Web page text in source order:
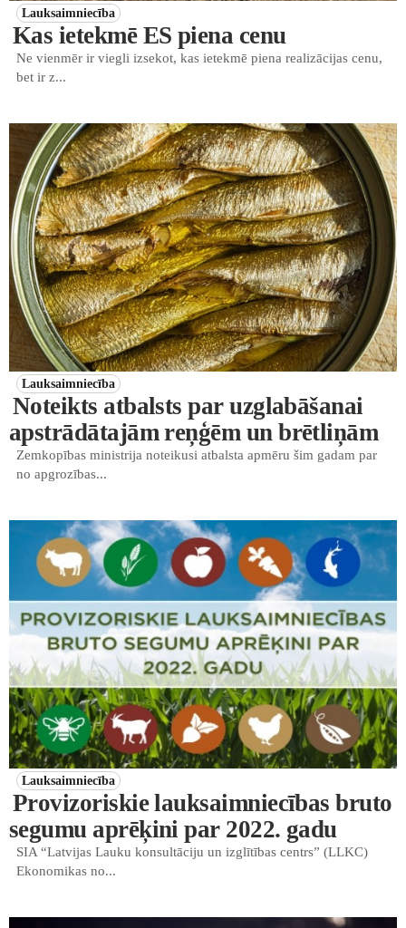
Lauksaimniecība
Kas ietekmē ES piena cenu
Ne vienmēr ir viegli izsekot, kas ietekmē piena realizācijas cenu,
bet ir z...
Lauksaimniecība
Noteikts atbalsts par uzglabāšanai
apstrādātajām reņģēm un brētliņām
Zemkopības ministrija noteikusi atbalsta apmēru šim gadam par
no apgrozības...
Lauksaimniecība
Provizoriskie lauksaimniecības bruto
segumu aprēķini par 2022. gadu
SIA “Latvijas Lauku konsultāciju un izglītības centrs” (LLKC)
Ekonomikas no...